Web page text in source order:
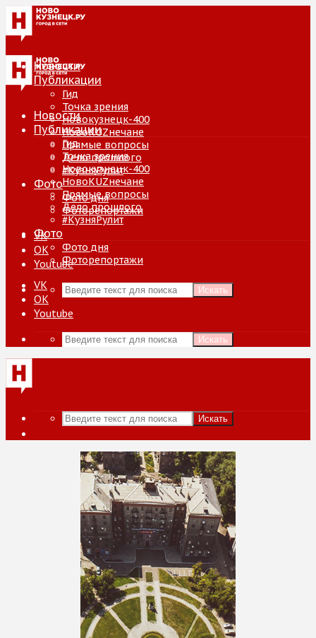
Новости
Публикации
Гид
Точка зрения
Новокузнецк-400
НовоKUZнечане
Прямые вопросы
Дело прошлого
#КузняРулит
Фото
Фото дня
Фоторепортажи
VK
ОК
Youtube
Искать
Новости
Публикации
Гид
Точка зрения
Новокузнецк-400
НовоKUZнечане
Прямые вопросы
Дело прошлого
#КузняРулит
Фото
Фото дня
Фоторепортажи
VK
ОК
Youtube
Искать
Искать